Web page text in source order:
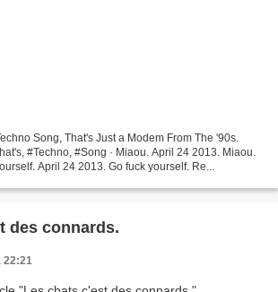
Song, That's Just a Modem From The '90s.
#Techno, #Song · Miaou. April 24 2013. Miaou.
April 24 2013. Go fuck yourself. Re...
des connards.
22:21